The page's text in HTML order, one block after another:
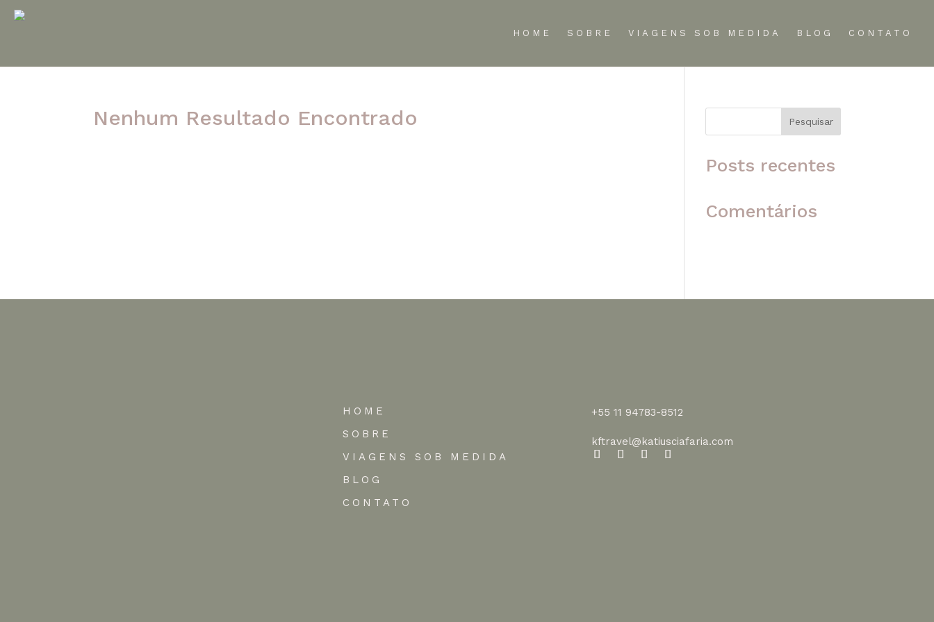
HOME SOBRE VIAGENS SOB MEDIDA BLOG CONTATO
Nenhum Resultado Encontrado Pesquisar
Posts recentes
Comentários
HOME
SOBRE
VIAGENS SOB MEDIDA
BLOG
CONTATO
+55 11 94783-8512
kftravel@katiusciafaria.com